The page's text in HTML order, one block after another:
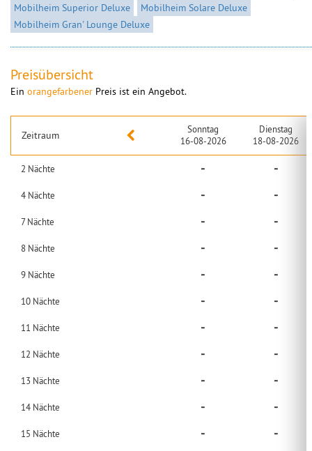
Mobilheim Superior Deluxe
Mobilheim Solare Deluxe
Mobilheim Gran' Lounge Deluxe
Preisübersicht
Ein orangefarbener Preis ist ein Angebot.
Zeitraum
Sonntag
16-08-2026
Dienstag
18-08-2026
2 Nächte - -
4 Nächte - -
7Nächte - -
8 Nächte - -
9 Nächte - -
10 Nächte - -
11 Nächte - -
12 Nächte - -
13 Nächte - -
14 Nächte - -
15 Nächte - -